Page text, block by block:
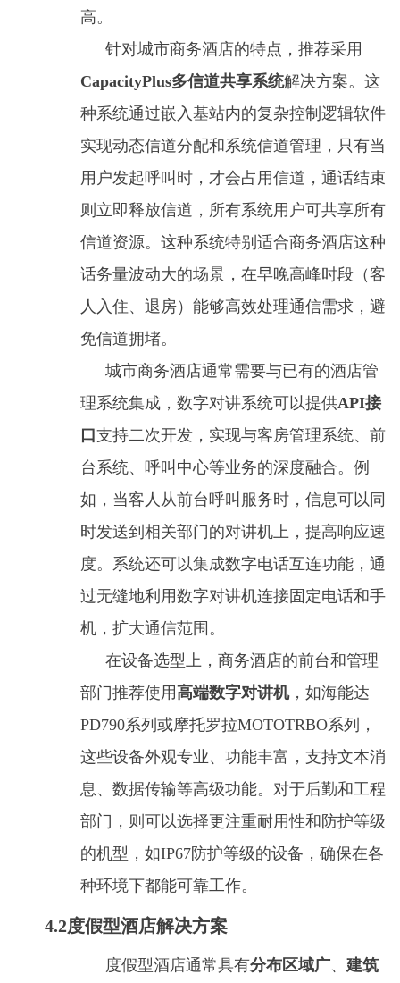
高。
针对城市商务酒店的特点，推荐采用
CapacityPlus多信道共享系统解决方案。这
种系统通过嵌入基站内的复杂控制逻辑软件
实现动态信道分配和系统信道管理，只有当
用户发起呼叫时，才会占用信道，通话结束
则立即释放信道，所有系统用户可共享所有
信道资源。这种系统特别适合商务酒店这种
话务量波动大的场景，在早晚高峰时段（客
人入住、退房）能够高效处理通信需求，避
免信道拥堵。
城市商务酒店通常需要与已有的酒店管
理系统集成，数字对讲系统可以提供API接
口 支持二次开发，实现与客房管理系统、前
台系统、呼叫中心等业务的深度融合。例
如，当客人从前台呼叫服务时，信息可以同
时发送到相关部门的对讲机上，提高响应速
度。系统还可以集成数字电话互连功能，通
过无缝地利用数字对讲机连接固定电话和手
机，扩大通信范围。
在设备选型上，商务酒店的前台和管理
部门推荐使用高端数字对讲机，如海能达
PD790系列或摩托罗拉MOTOTRBO系列，
这些设备外观专业、功能丰富，支持文本消
息、数据传输等高级功能。对于后勤和工程
部门，则可以选择更注重耐用性和防护等级
的机型，如IP67防护等级的设备，确保在各
种环境下都能可靠工作。
4.2度假型酒店解决方案
度假型酒店通常具有分布区域广、 建筑